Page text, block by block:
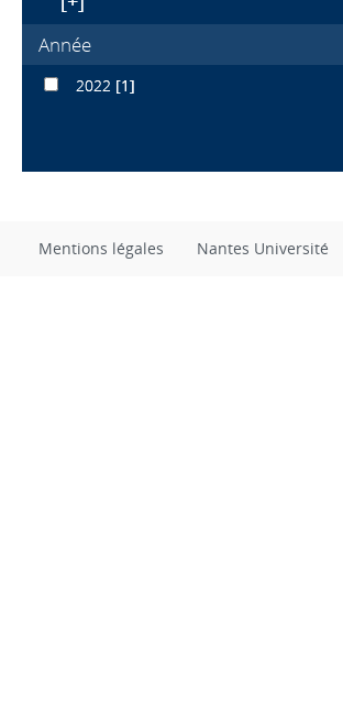
Année
2022 [1]
Mentions légales Nantes Université